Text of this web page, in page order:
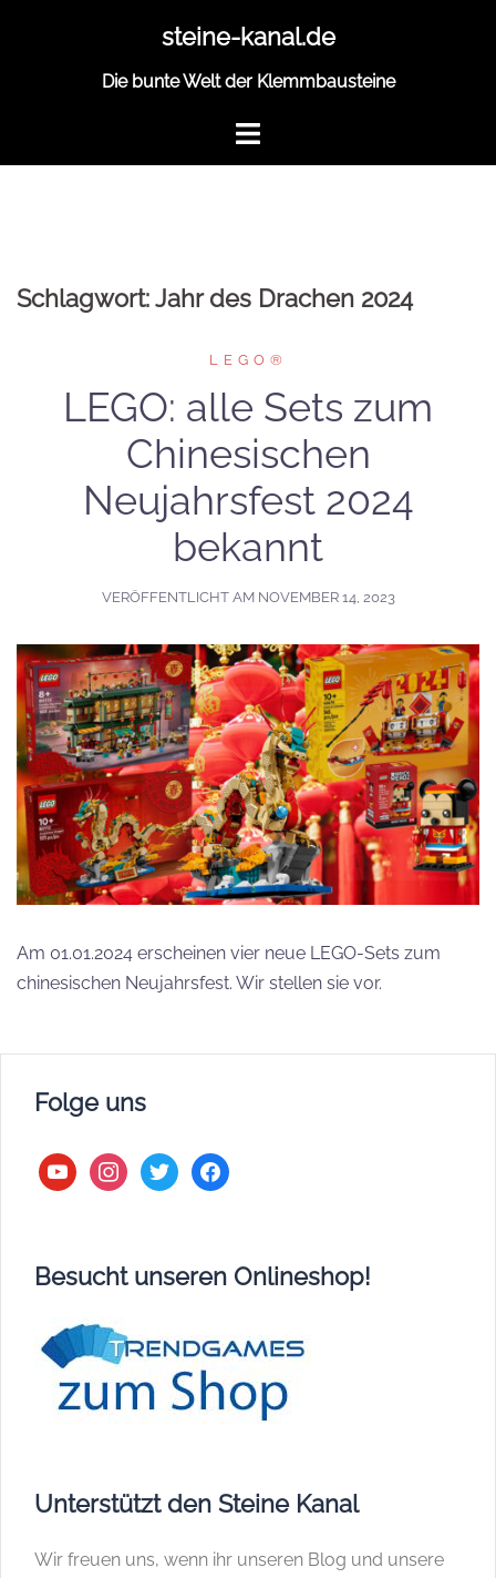
steine-kanal.de
Die bunte Welt der Klemmbausteine
Schlagwort:Jahr des Drachen 2024
LEGO®
LEGO: alle Sets zum
Chinesischen
Neujahrsfest 2024
bekannt
VERÖFFENTLICHT AM NOVEMBER 14, 2023
Am 01.01.2024 erscheinen vier neue LEGO-Sets zum
chinesischen Neujahrsfest. Wir stellen sie vor.
Folge uns
youtubeinstagram
twitter facebook
Besucht unseren Onlineshop!
Unterstützt den Steine Kanal
Wir freuen uns, wenn ihr unseren Blog und unsere